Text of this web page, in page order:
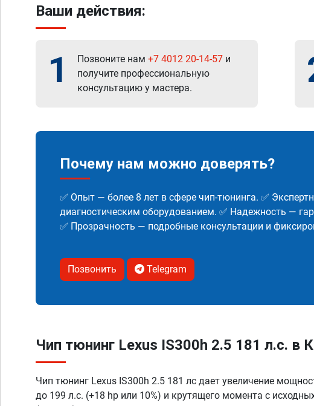
Ваши действия:
1 Позвоните нам +7 4012 20-14-57 и
получите профессиональную
консультацию у мастера.
Почему нам можно доверять?
✅ Опыт — более 8 лет в сфере чип-тюнинга. ✅
диагностическим оборудованием. ✅ Надежность —
✅ Прозрачность — подробные консультации и
Позвонить Telegram
Чип тюнинг Lexus IS300h 2.5 181 л.с. в
Чип тюнинг Lexus IS300h 2.5 181 лс дает увеличение
до 199 л.с. (+18 hp или 10%) и крутящего момента с